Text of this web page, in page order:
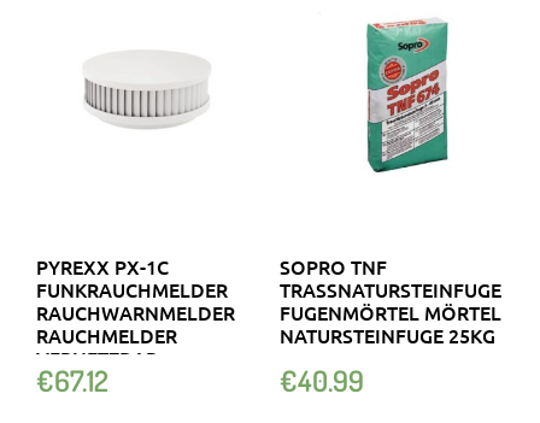
PYREXX PX-1C
FUNKRAUCHMELDER
RAUCHWARNMELDER
RAUCHMELDER
VERNETZBAR
€67.12
SOPRO TNF
TRASSNATURSTEINFUGE
FUGENMÖRTEL MÖRTEL
NATURSTEINFUGE 25KG
€40.99